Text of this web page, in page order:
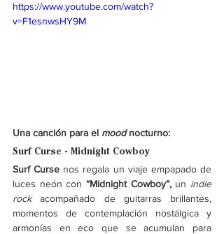
https://www.youtube.com/watch?
v=F1esnwsHY9M
Una canción para el mood nocturno:
Surf Curse - Midnight Cowboy
Surf Curse nos regala un viaje empapado de
luces neón con “Midnight Cowboy”, un indie
rock acompañado de guitarras brillantes,
momentos de contemplación nostálgica y
armonías en eco que se acumulan para